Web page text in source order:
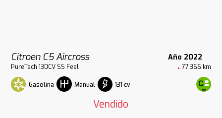
Citroen C5 Aircross Año 2022
PureTech 130CV SS Feel 77.366 km
Gasolina Manual 131 cv
Vendido